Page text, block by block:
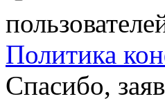
Политика
Спасибо,